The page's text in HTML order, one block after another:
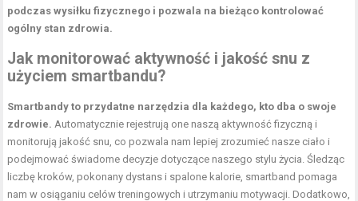
podczas wysiłku fizycznego i pozwala na bieżąco kontrolować
ogólny stan zdrowia.
Jak monitorować aktywność i jakość snu z
użyciem smartbandu?
Smartbandy to przydatne narzędzia dla każdego, kto dba o swoje
zdrowie. Automatycznie rejestrują one naszą aktywność fizyczną i
monitorują jakość snu, co pozwala nam lepiej zrozumieć nasze ciało i
podejmować świadome decyzje dotyczące naszego stylu życia. Śledząc
liczbę kroków, pokonany dystans i spalone kalorie, smartband pomaga
nam w osiąganiu celów treningowych i utrzymaniu motywacji. Dodatkowo,